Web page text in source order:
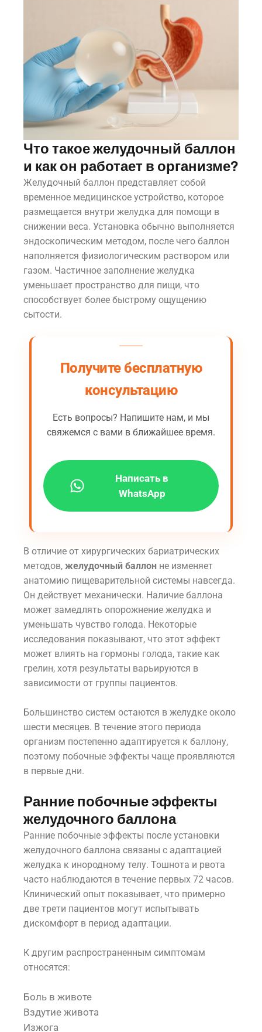
Что такое желудочный баллон
и как он работает в организме?
Желудочный баллон представляет собой
временное медицинское устройство, которое
размещается внутри желудка для помощи в
снижении веса. Установка обычно выполняется
эндоскопическим методом, после чего баллон
наполняется физиологическим раствором или
газом. Частичное заполнение желудка
уменьшает пространство для пищи, что
способствует более быстрому ощущению
сытости.
Получите бесплатную
консультацию
Есть вопросы? Напишите нам, и мы
свяжемся с вами в ближайшее время.
Написать в
WhatsApp
В отличие от хирургических бариатрических
методов, желудочный баллон не изменяет
анатомию пищеварительной системы навсегда.
Он действует механически. Наличие баллона
может замедлять опорожнение желудка и
уменьшать чувство голода. Некоторые
исследования показывают, что этот эффект
может влиять на гормоны голода, такие как
грелин, хотя результаты варьируются в
зависимости от группы пациентов.
Большинство систем остаются в желудке около
шести месяцев. В течение этого периода
организм постепенно адаптируется к баллону,
поэтому побочные эффекты чаще проявляются
в первые дни.
Ранние побочные эффекты
желудочного баллона
Ранние побочные эффекты после установки
желудочного баллона связаны с адаптацией
желудка к инородному телу. Тошнота и рвота
часто наблюдаются в течение первых 72 часов.
Клинический опыт показывает, что примерно
две трети пациентов могут испытывать
дискомфорт в период адаптации.
К другим распространенным симптомам
относятся:
Боль в животе
Вздутие живота
Изжога